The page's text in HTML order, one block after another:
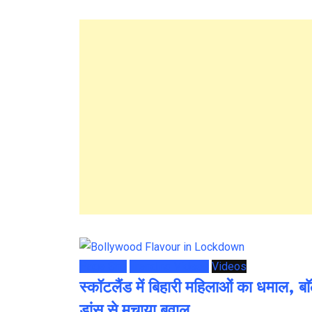
Videos
स्कॉटलैंड में बिहारी महिलाओं का धमाल,